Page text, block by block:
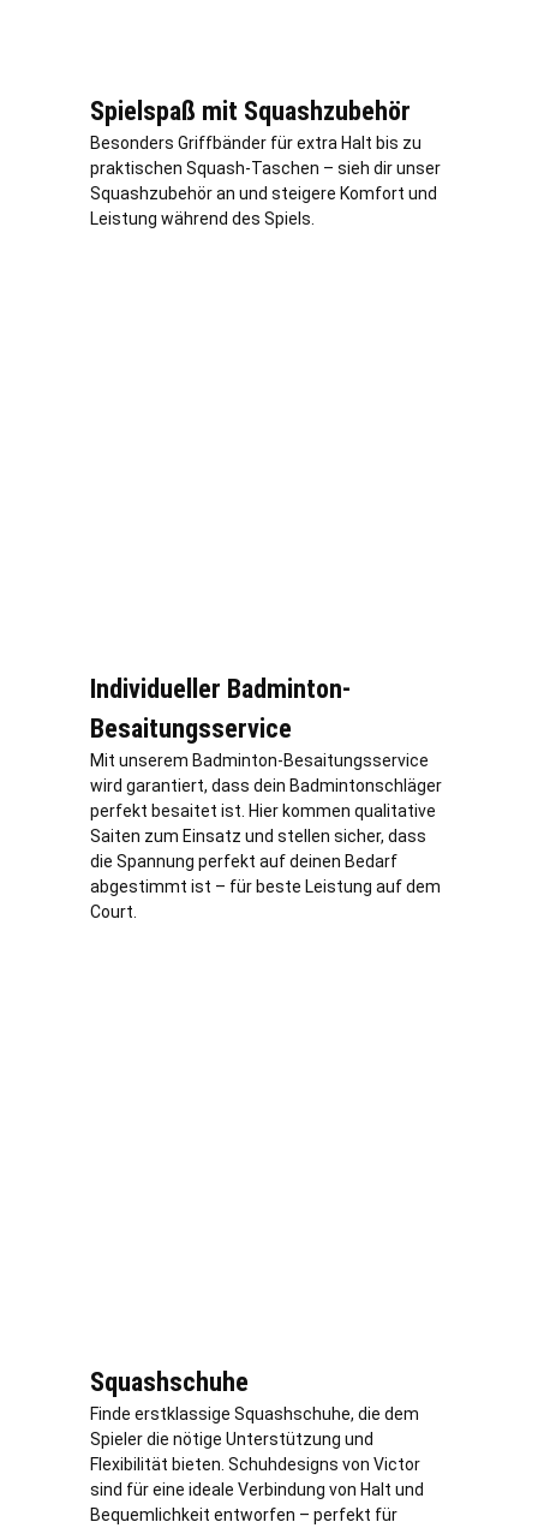
Spielspaß mit Squashzubehör
Besonders Griffbänder für extra Halt bis zu
praktischen Squash-Taschen – sieh dir unser
Squashzubehör an und steigere Komfort und
Leistung während des Spiels.
Individueller Badminton-
Besaitungsservice
Mit unserem Badminton-Besaitungsservice
wird garantiert, dass dein Badmintonschläger
perfekt besaitet ist. Hier kommen qualitative
Saiten zum Einsatz und stellen sicher, dass
die Spannung perfekt auf deinen Bedarf
abgestimmt ist – für beste Leistung auf dem
Court.
Squashschuhe
Finde erstklassige Squashschuhe, die dem
Spieler die nötige Unterstützung und
Flexibilität bieten. Schuhdesigns von Victor
sind für eine ideale Verbindung von Halt und
Bequemlichkeit entworfen – perfekt für